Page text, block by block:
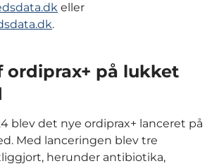
eller
.
ordiprax+ på lukket
blev det nye ordiprax+ lanceret på
Med lanceringen blev tre
herunder antibiotika,